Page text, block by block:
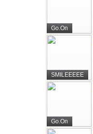
Go.On
SMILEEEEE
Go.On